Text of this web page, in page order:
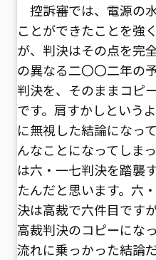
控訴審では、電源の
ことができたことを強
が、判決はその点を完
の異なる二〇〇二年の
判決を、そのままコピ
です。肩すかしという
に無視した結論になっ
んなことになってしま
は六・一七判決を踏襲
たんだと思います。六
決は高裁で六件目です
高裁判決のコピーにな
流れに乗っかった結論